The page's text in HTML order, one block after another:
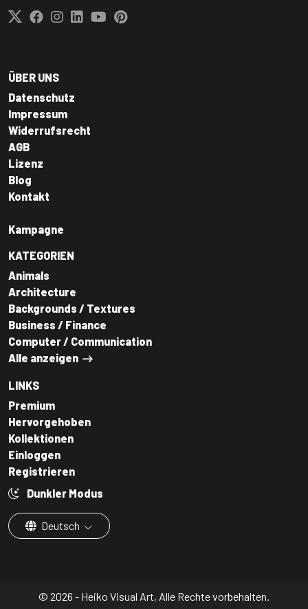
ÜBER UNS
Datenschutz
Impressum
Widerrufsrecht
AGB
Lizenz
Blog
Kontakt
Kampagne
KATEGORIEN
Animals
Architecture
Backgrounds / Textures
Business / Finance
Computer / Communication
Alle anzeigen
LINKS
Premium
Hervorgehoben
Kollektionen
Einloggen
Registrieren
Dunkler Modus
Deutsch
© 2026 - Heiko Visual Art, Alle Rechte vorbehalten.